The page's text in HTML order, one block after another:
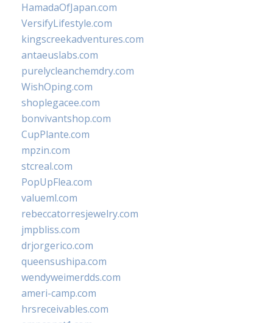
HamadaOfJapan.com
VersifyLifestyle.com
kingscreekadventures.com
antaeuslabs.com
purelycleanchemdry.com
WishOping.com
shoplegacee.com
bonvivantshop.com
CupPlante.com
mpzin.com
stcreal.com
PopUpFlea.com
valueml.com
rebeccatorresjewelry.com
jmpbliss.com
drjorgerico.com
queensushipa.com
wendyweimerdds.com
ameri-camp.com
hrsreceivables.com